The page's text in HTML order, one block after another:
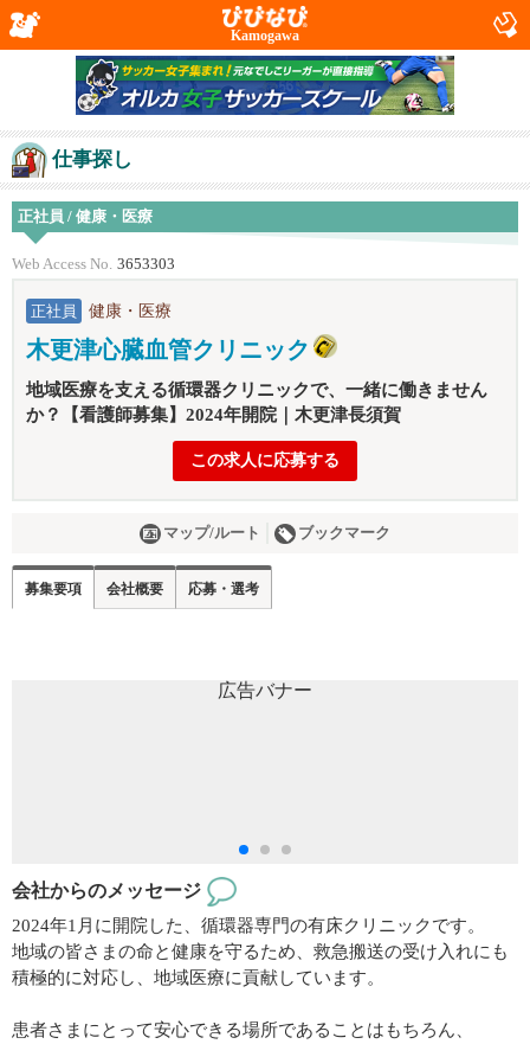
Kamogawa
仕事探し
正社員 / 健康・医療
Web Access No. 3653303
正社員 健康・医療
木更津心臓血管クリニック
地域医療を支える循環器クリニックで、一緒に働きません
か？【看護師募集】2024年開院｜木更津長須賀
この求人に応募する
マップ/ルート ブックマーク
募集要項 会社概要 応募・選考
会社からのメッセージ
2024年1月に開院した、循環器専門の有床クリニックです。
地域の皆さまの命と健康を守るため、救急搬送の受け入れにも
積極的に対応し、地域医療に貢献しています。
患者さまにとって安心できる場所であることはもちろん、